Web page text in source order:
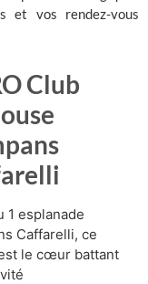
et vos rendez-vous
Club
1 esplanade
Caffarelli, ce
le cœur battant